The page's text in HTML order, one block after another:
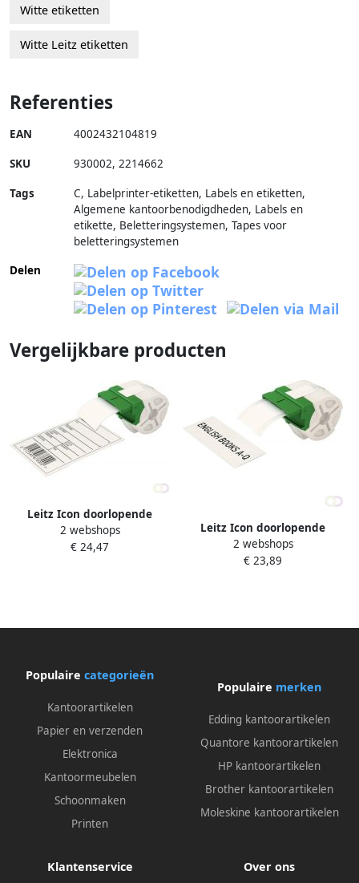
Witte etiketten
Witte Leitz etiketten
Referenties
EAN 4002432104819
SKU 930002, 2214662
Tags
C, Labelprinter-etiketten, Labels en etiketten,
Algemene kantoorbenodigdheden, Labels en
etikette, Beletteringsystemen, Tapes voor
beletteringsystemen
Delen
Vergelijkbare producten
Leitz Icon doorlopende
labelcartridge papier voor
labels tot 61 mm breed
2 webshops
€ 24,47
Leitz Icon doorlopende
labelcartridge papier voor
labels tot 50 mm breed
2 webshops
€ 23,89
Populaire categorieën
Kantoorartikelen
Papier en verzenden
Elektronica
Kantoormeubelen
Schoonmaken
Printen
Populaire merken
Edding kantoorartikelen
Quantore kantoorartikelen
HP kantoorartikelen
Brother kantoorartikelen
Moleskine kantoorartikelen
Klantenservice Over ons